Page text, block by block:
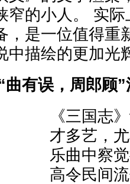
窄的小人。 实
，是一位值得重
中描绘的更加光
有误，周郎顾
《三国志
才多艺，
乐曲中察
高令民间